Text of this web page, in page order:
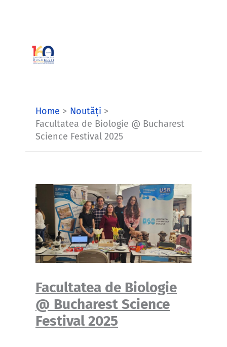
Home
Noutăți
Facultatea de Biologie @ Bucharest
Science Festival 2025
Facultatea de Biologie
@ Bucharest Science
Festival 2025